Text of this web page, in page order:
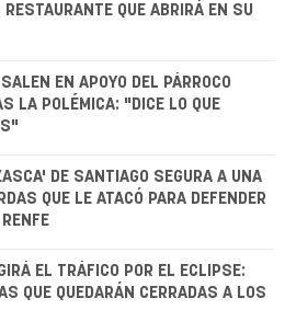
RESTAURANTE QUE ABRIRÁ EN SU
EN APOYO DEL PÁRROCO
LA POLÉMICA: "DICE LO QUE
DE SANTIAGO SEGURA A UNA
QUE LE ATACÓ PARA DEFENDER
EL TRÁFICO POR EL ECLIPSE:
QUE QUEDARÁN CERRADAS A LOS